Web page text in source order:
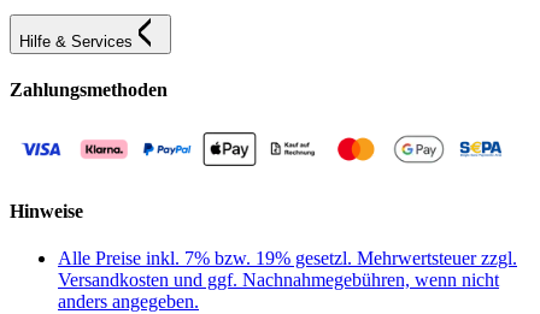
Hilfe & Services
Zahlungsmethoden
Hinweise
Alle Preise inkl. 7% bzw. 19% gesetzl. Mehrwertsteuer zzgl.
Versandkosten und ggf. Nachnahmegebühren, wenn nicht
anders angegeben.